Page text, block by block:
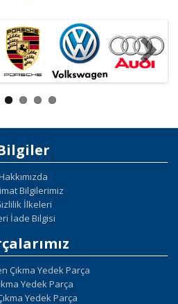
Bilgilerimiz
İlkeleri
İade Bilgisi
Çıkma Yedek Parça
Yedek Parça
Yedek Parça